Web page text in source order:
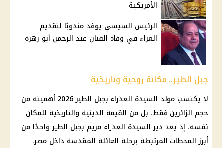
الأمريكية
الرئيس السيسي يوفد مندوبًا لتقديم
العزاء في وفاة الفنان عبد الرحمن أبو زهرة
جبل الطير.. مكانة روحية وتاريخية
لا يكتسب مولد السيدة العذراء بجبل الطير 2026 أهميته من
حجم الزائرين فقط، بل من القيمة الدينية والتاريخية للمكان
نفسه، إذ يعد دير السيدة العذراء مريم بجبل الطير واحدًا من
أبرز المحطات المرتبطة برحلة العائلة المقدسة داخل مصر.